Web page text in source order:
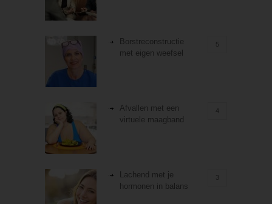
Borstreconstructie
met eigen weefsel
5
Afvallen met een
virtuele maagband
4
Lachend met je
hormonen in balans
3